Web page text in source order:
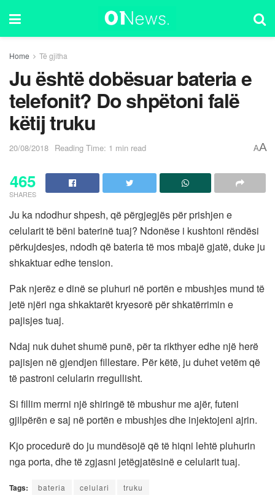
Home Të gjitha
Ju është dobësuar bateria e
telefonit? Do shpëtoni falë
këtij truku
20/08/2018 Reading Time: 1 min read AA
465
SHARES
Ju ka ndodhur shpesh, që përgjegjës për prishjen e
celularit të bëni baterinë tuaj? Ndonëse i kushtoni rëndësi
përkujdesjes, ndodh që bateria të mos mbajë gjatë, duke ju
shkaktuar edhe tension.
Pak njerëz e dinë se pluhuri në portën e mbushjes mund të
jetë njëri nga shkaktarët kryesorë për shkatërrimin e
pajisjes tuaj.
Ndaj nuk duhet shumë punë, për ta rikthyer edhe një herë
pajisjen në gjendjen fillestare. Për këtë, ju duhet vetëm që
të pastroni celularin rregullisht.
Si fillim merrni një shiringë të mbushur me ajër, futeni
gjilpërën e saj në portën e mbushjes dhe injektojeni ajrin.
Kjo procedurë do ju mundësojë që të hiqni lehtë pluhurin
nga porta, dhe të zgjasni jetëgjatësinë e celularit tuaj.
Tags: bateria celulari truku